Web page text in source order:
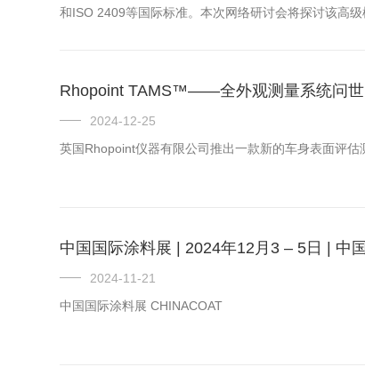
和ISO 2409等国际标准。本次网络研讨会将探讨该高
Rhopoint TAMS™——全外观测量系统问世
2024-12-25
英国Rhopoint仪器有限公司推出一款新的车身表面评
中国国际涂料展 | 2024年12月3 – 5日 | 中
2024-11-21
中国国际涂料展 CHINACOAT